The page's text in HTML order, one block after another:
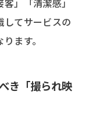
」「清潔感」
してサービスの
ます。
き「撮られ映